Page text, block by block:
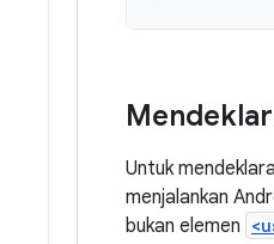
Untuk
menjalankan
bukan elemen